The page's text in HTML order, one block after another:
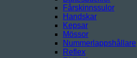
Fårskinnssulor
Handskar
Kepsar
Mössor
Nummerlappshållare
Reflex